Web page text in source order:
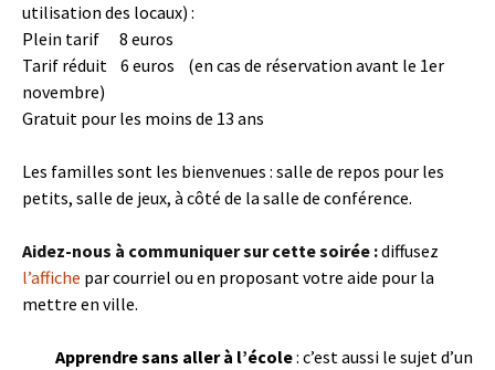
utilisation des locaux) :
Plein tarif 8 euros
Tarif réduit 6 euros (en cas de réservation avant le 1er
novembre)
Gratuit pour les moins de 13 ans
Les familles sont les bienvenues : salle de repos pour les
petits, salle de jeux, à côté de la salle de conférence.
Aidez-nous à communiquer sur cette soirée :diffusez
l’affiche par courriel ou en proposant votre aide pour la
mettre en ville.
Apprendre sans aller à l’école: c’est aussi le sujet d’un